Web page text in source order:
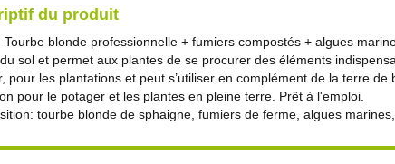
du produit
Tourbe blonde professionnelle + fumiers compostés + algues
sol et permet aux plantes de se procurer des éléments
pour les plantations et peut s’utiliser en complément de la terre de
pour le potager et les plantes en pleine terre. Prêt à l'emploi.
tourbe blonde de sphaigne, fumiers de ferme, algues